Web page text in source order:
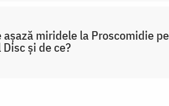
așază miridele la Proscomidie pe
și de ce?